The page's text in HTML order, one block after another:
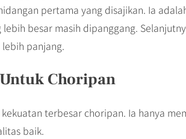
pertama yang disajikan. Ia
besar masih dipanggang.
panjang.
Choripan
terbesar choripan. Ia hanya
baik.